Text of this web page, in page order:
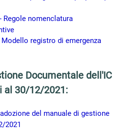
Regole nomenclatura
registro di emergenza
Documentale dell'IC
al 30/12/2021:
del manuale di gestione
2021